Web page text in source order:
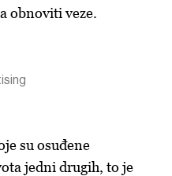
obnoviti veze.
su osuđene
jedni drugih, to je